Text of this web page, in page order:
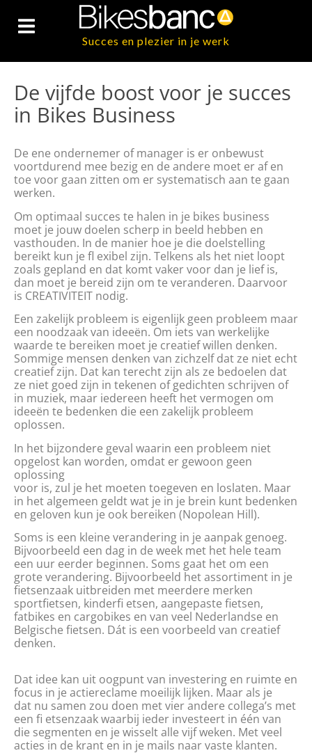
Succes en plezier in je werk
De vijfde boost voor je succes
in Bikes Business
De ene ondernemer of manager is er onbewust
voortdurend mee bezig en de andere moet er af en
toe voor gaan zitten om er systematisch aan te gaan
werken.
Om optimaal succes te halen in je bikes business
moet je jouw doelen scherp in beeld hebben en
vasthouden. In de manier hoe je die doelstelling
bereikt kun je fl exibel zijn. Telkens als het niet loopt
zoals gepland en dat komt vaker voor dan je lief is,
dan moet je bereid zijn om te veranderen. Daarvoor
is CREATIVITEIT nodig.
Een zakelijk probleem is eigenlijk geen probleem maar
een noodzaak van ideeën. Om iets van werkelijke
waarde te bereiken moet je creatief willen denken.
Sommige mensen denken van zichzelf dat ze niet echt
creatief zijn. Dat kan terecht zijn als ze bedoelen dat
ze niet goed zijn in tekenen of gedichten schrijven of
in muziek, maar iedereen heeft het vermogen om
ideeën te bedenken die een zakelijk probleem
oplossen.
In het bijzondere geval waarin een probleem niet
opgelost kan worden, omdat er gewoon geen
oplossing
voor is, zul je het moeten toegeven en loslaten. Maar
in het algemeen geldt wat je in je brein kunt bedenken
en geloven kun je ook bereiken (Nopolean Hill).
Soms is een kleine verandering in je aanpak genoeg.
Bijvoorbeeld een dag in de week met het hele team
een uur eerder beginnen. Soms gaat het om een
grote verandering. Bijvoorbeeld het assortiment in je
fietsenzaak uitbreiden met meerdere merken
sportfietsen, kinderfi etsen, aangepaste fietsen,
fatbikes en cargobikes en van veel Nederlandse en
Belgische fietsen. Dát is een voorbeeld van creatief
denken.
Dat idee kan uit oogpunt van investering en ruimte en
focus in je actiereclame moeilijk lijken. Maar als je
dat nu samen zou doen met vier andere collega’s met
een fi etsenzaak waarbij ieder investeert in één van
die segmenten en je wisselt alle vijf weken. Met veel
acties in de krant en in je mails naar vaste klanten.